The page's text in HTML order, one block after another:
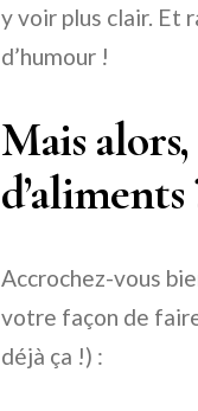
y voir plus clair. Et
d’humour !
Mais
d’aliments
Accrochez-vous
votre façon de
déjà ça !) :